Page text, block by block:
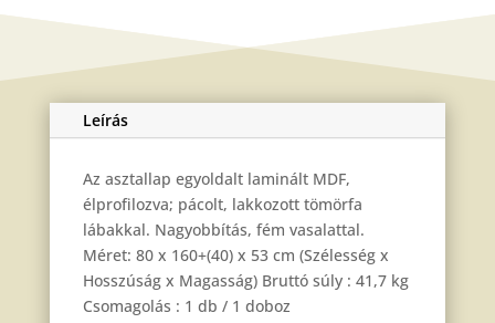
Leírás
Az asztallap egyoldalt laminált MDF,
élprofilozva; pácolt, lakkozott tömörfa
lábakkal. Nagyobbítás, fém vasalattal.
Méret: 80 x 160+(40) x 53 cm (Szélesség x
Hosszúság x Magasság) Bruttó súly : 41,7 kg
Csomagolás : 1 db / 1 doboz